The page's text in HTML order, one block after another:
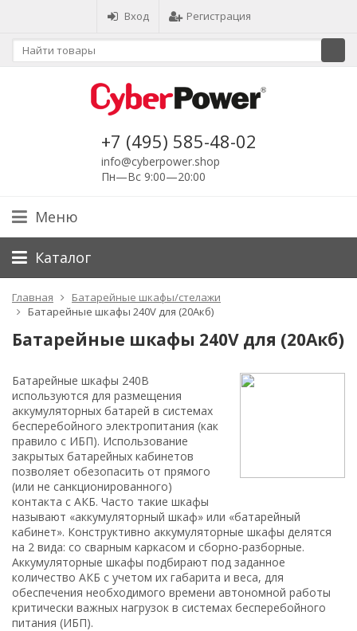
Вход Регистрация
+7 (495) 585-48-02
info@cyberpower.shop
Пн—Вс 9:00—20:00
Меню
Каталог
Главная
Батарейные шкафы/стелажи
Батарейные шкафы 240V для (20Акб)
Батарейные шкафы 240V для (20Акб)
Батарейные шкафы 240В
используются для размещения
аккумуляторных батарей в системах
бесперебойного электропитания (как
правило с ИБП). Использование
закрытых батарейных кабинетов
позволяет обезопасить от прямого
(или не санкционированного)
контакта с АКБ. Часто такие шкафы
называют «аккумуляторный шкаф» или «батарейный
кабинет». Конструктивно аккумуляторные шкафы делятся
на 2 вида: со сварным каркасом и сборно-разборные.
Аккумуляторные шкафы подбирают под заданное
количество АКБ с учетом их габарита и веса, для
обеспечения необходимого времени автономной работы
критически важных нагрузок в системах бесперебойного
питания (ИБП).